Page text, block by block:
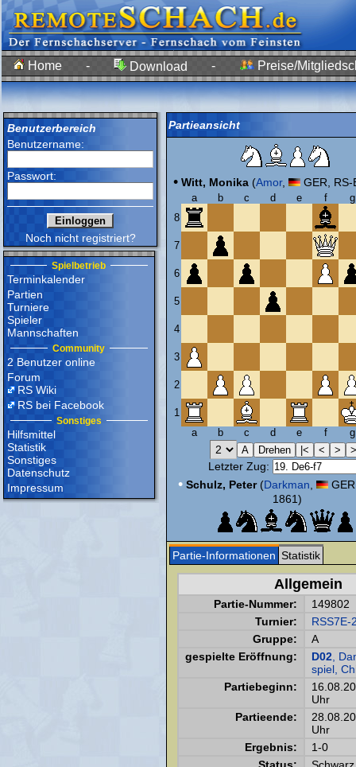
Home - Download - Preise/
Benutzerbereich
Benutzername:
Passwort:
Noch nicht registriert?
Spielbetrieb
Terminkalender
Partien
Turniere
Spieler
Mannschaften
Community
2 Benutzer online
Forum
RS Wiki
RS bei Facebook
Sonstiges
Hilfsmittel
Statistik
Sonstiges
Datenschutz
Impressum
Partieansicht
• Witt, Monika(Amor, GER, RS-
a b c d e f
g
8
7
6
5
4
3
2
1
a
b c d e f g
Letzter Zug:
• Schulz, Peter(Darkman
1861)
Partie-Informationen Statistik
Allgemein
Partie-Nummer:
149802
Turnier:
RSS7E-
Gruppe:
A
gespielte Eröffnung:
D02 ,
spiel,
Partiebeginn:
Uhr
Partieende:
Uhr
Ergebnis:
1-0